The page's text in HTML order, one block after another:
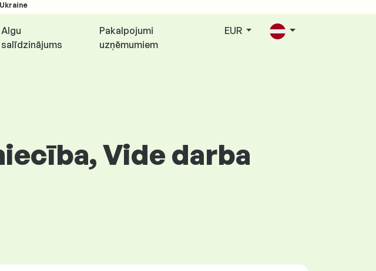
Algu
salīdzinājums
Pakalpojumi
uzņēmumiem
EUR
Vide darba